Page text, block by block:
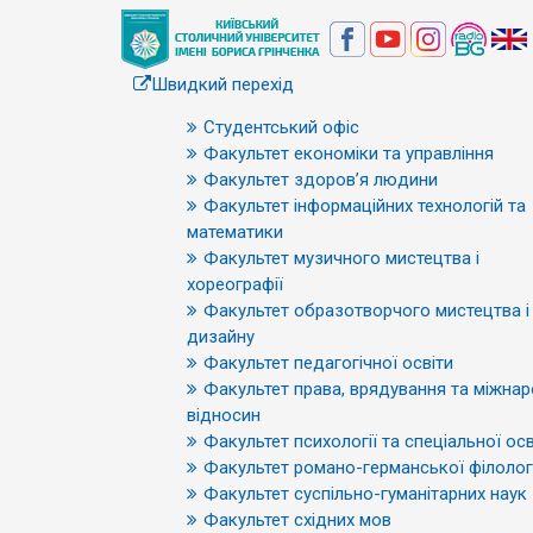
Швидкий перехід
Студентський офіс
Факультет економіки та управління
Факультет здоров’я людини
Факультет інформаційних технологій та
математики
Факультет музичного мистецтва і
хореографії
Факультет образотворчого мистецтва і
дизайну
Факультет педагогічної освіти
Факультет права, врядування та
відносин
Факультет психології та спеціальної
Факультет романо-германської
Факультет суспільно-гуманітарних наук
Факультет східних мов